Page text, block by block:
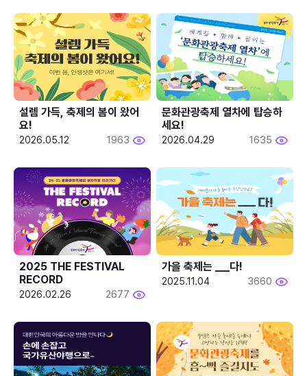
설렘 가득, 축제의 봄이 왔어
요!
2026.05.12 1963
문화관광축제 열차에 탑승하
세요!
2026.04.29 1635
2025 THE FESTIVAL
RECORD
2026.02.26 2677
2025.11.04 3660